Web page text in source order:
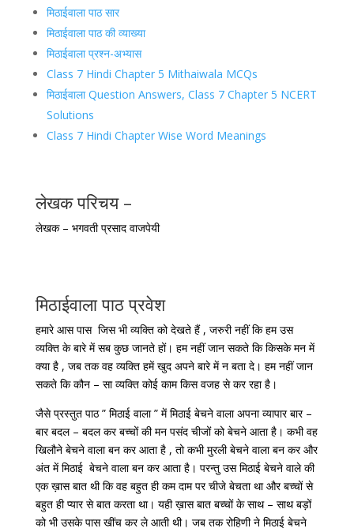
मिठाईवाला पाठ सार
मिठाईवाला पाठ की व्याख्या
मिठाईवाला प्रश्न-अभ्यास
Class 7 Hindi Chapter 5 Mithaiwala MCQs
मिठाईवाला Question Answers, Class 7 Chapter 5 NCERT
Solutions
Class 7 Hindi Chapter Wise Word Meanings
लेखक परिचय –
लेखक – भगवती प्रसाद वाजपेयी
मिठाईवाला पाठ प्रवेश
हमारे आस पास जिस भी व्यक्ति को देखते हैं , जरुरी नहीं कि हम उस
व्यक्ति के बारे में सब कुछ जानते हों। हम नहीं जान सकते कि किसके मन में
क्या है , जब तक वह व्यक्ति हमें खुद अपने बारे में न बता दे। हम नहीं जान
सकते कि कौन – सा व्यक्ति कोई काम किस वजह से कर रहा है।
जैसे प्रस्तुत पाठ ” मिठाई वाला ” में मिठाई बेचने वाला अपना व्यापार बार –
बार बदल – बदल कर बच्चों की मन पसंद चीजों को बेचने आता है। कभी वह
खिलौने बेचने वाला बन कर आता है , तो कभी मुरली बेचने वाला बन कर और
अंत में मिठाई बेचने वाला बन कर आता है। परन्तु उस मिठाई बेचने वाले की
एक ख़ास बात थी कि वह बहुत ही कम दाम पर चीजे बेचता था और बच्चों से
बहुत ही प्यार से बात करता था। यही ख़ास बात बच्चों के साथ – साथ बड़ों
को भी उसके पास खींच कर ले आती थी। जब तक रोहिणी ने मिठाई बेचने